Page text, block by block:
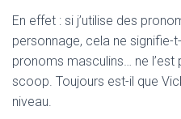
En effet : si j’utilise des
personnage, cela ne signifie-
pronoms masculins… ne l’est
scoop. Toujours est-il que
niveau.